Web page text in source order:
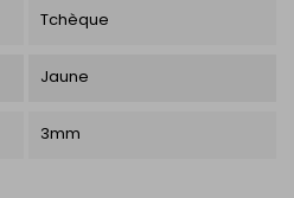
Tchèque
Jaune
3mm